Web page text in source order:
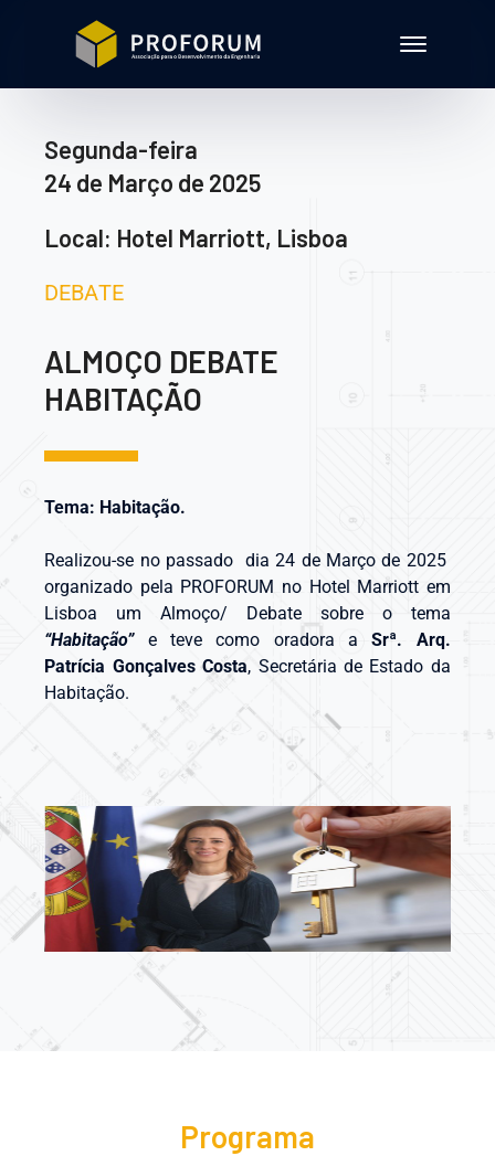
Segunda-feira
24 de Março de 2025
Local: Hotel Marriott, Lisboa
DEBATE
ALMOÇO DEBATE
HABITAÇÃO
Tema: Habitação.
Realizou-se no passado dia 24 de Março de 2025
organizado pela PROFORUM no Hotel Marriott em
Lisboa um Almoço/ Debate sobre o tema
“Habitação” e teve como oradora aSrª. Arq.
Patrícia Gonçalves Costa, Secretária de Estado da
Habitação.
Programa